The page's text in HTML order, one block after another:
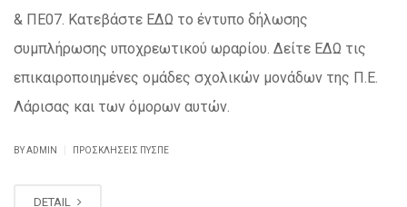
& ΠΕ07. Κατεβάστε ΕΔΩ το έντυπο δήλωσης
συμπλήρωσης υποχρεωτικού ωραρίου. Δείτε ΕΔΩ τις
επικαιροποιημένες ομάδες σχολικών μονάδων της Π.Ε.
Λάρισας και των όμορων αυτών.
BY ADMIN ΠΡΟΣΚΛΉΣΕΙΣ ΠΥΣΠΕ
DETAIL